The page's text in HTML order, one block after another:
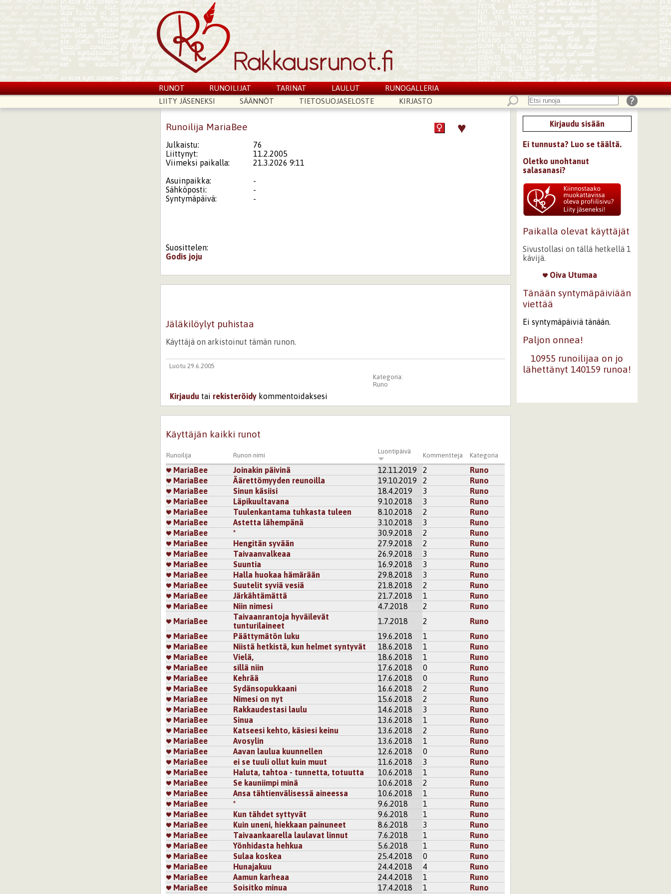
RUNOT RUNOILIJAT TARINAT LAULUT
RUNOGALLERIA
LIITY JÄSENEKSI
SÄÄNNÖT TIETOSUOJASELOSTE KIRJASTO
Runoilija MariaBee ♥
Julkaistu:
76
Liittynyt:
11.2.2005
Viimeksi paikalla:
21.3.2026 9:11
Asuinpaikka:
-
Sähköposti:
-
Syntymäpäivä:
-
Suosittelen:
Godis joju
Jäläkilöylyt puhistaa
Käyttäjä on arkistoinut tämän runon.
Luotu 29.6.2005
Kategoria:
Runo
Kirjaudu tai rekisteröidy kommentoidaksesi
Käyttäjän kaikki runot
Runoilija Runon nimi
Luontipäivä
Kommentteja Kategoria
MariaBee Joinakin päivinä 12.11.2019 2
Runo
MariaBee
Äärettömyyden reunoilla 19.10.2019 2
Runo
MariaBee
Sinun käsiisi 18.4.2019 3
Runo
MariaBee
Läpikuultavana 9.10.2018 3
Runo
MariaBee
Tuulenkantama tuhkasta tuleen 8.10.2018 2
Runo
MariaBee
Astetta lähempänä 3.10.2018 3
Runo
MariaBee
* 30.9.2018 2
Runo
MariaBee
Hengitän syvään 27.9.2018 2
Runo
MariaBee
Taivaanvalkeaa 26.9.2018 3
Runo
MariaBee
Suuntia 16.9.2018 3
Runo
MariaBee
Halla huokaa hämärään 29.8.2018 3
Runo
MariaBee
Suutelit syviä vesiä 21.8.2018 2
Runo
MariaBee
Järkähtämättä 21.7.2018 1
Runo
MariaBee
Niin nimesi 4.7.2018 2
Runo
MariaBee
Taivaanrantoja hyväilevät
tunturilaineet
1.7.2018 2
Runo
MariaBee
Päättymätön luku 19.6.2018 1
Runo
MariaBee
Niistä hetkistä, kun helmet syntyvät 18.6.2018 1
Runo
MariaBee
Vielä, 18.6.2018 1
Runo
MariaBee
sillä niin 17.6.2018 0
Runo
MariaBee
Kehrää 17.6.2018 0
Runo
MariaBee
Sydänsopukkaani 16.6.2018 2
Runo
MariaBee
Nimesi on nyt 15.6.2018 2
Runo
MariaBee
Rakkaudestasi laulu 14.6.2018 3
Runo
MariaBee
Sinua 13.6.2018 1
Runo
MariaBee
Katseesi kehto, käsiesi keinu 13.6.2018 2
Runo
MariaBee
Avosylin 13.6.2018 1
Runo
MariaBee
Aavan laulua kuunnellen 12.6.2018 0
Runo
MariaBee
ei se tuuli ollut kuin muut 11.6.2018 3
Runo
MariaBee
Haluta, tahtoa - tunnetta, totuutta 10.6.2018 1
Runo
MariaBee
Se kauniimpi minä 10.6.2018 2
Runo
MariaBee
Ansa tähtienvälisessä aineessa 10.6.2018 1
Runo
MariaBee
* 9.6.2018 1
Runo
MariaBee
Kun tähdet syttyvät 9.6.2018 1
Runo
MariaBee
Kuin uneni, hiekkaan painuneet 8.6.2018 3
Runo
MariaBee
Taivaankaarella laulavat linnut 7.6.2018 1
Runo
MariaBee
Yönhidasta hehkua 5.6.2018 1
Runo
MariaBee
Sulaa koskea 25.4.2018 0
Runo
MariaBee
Hunajakuu 24.4.2018 4
Runo
MariaBee
Aamun karheaa 24.4.2018 1
Runo
MariaBee
Soisitko minua 17.4.2018 1
Runo
Kirjaudu sisään
Ei tunnusta? Luo se täältä.
Oletko unohtanut
salasanasi?
Paikalla olevat käyttäjät
Sivustollasi on tällä hetkellä 1
kävijä.
Oiva Utumaa
Tänään syntymäpäiviään
viettää
Ei syntymäpäiviä tänään.
Paljon onnea!
10955 runoilijaa on jo
lähettänyt 140159 runoa!